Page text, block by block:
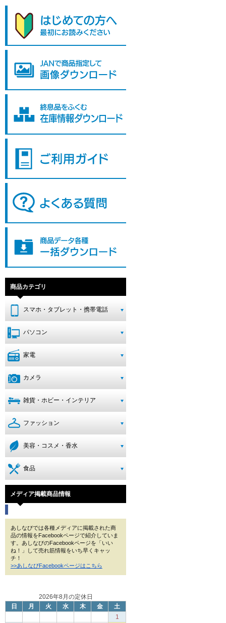
商品カテゴリ
スマホ・タブレット・携帯電話
パソコン
家電
カメラ
雑貨・ホビー・インテリア
ファッション
美容・コスメ・香水
食品
メディア掲載商品情報
あしなびでは各種メディアに掲載された商
品の情報をFacebookページで紹介していま
す。あしなびのFacebookページを「いい
ね！」して売れ筋情報をいち早くキャッ
チ！
>>あしなびFacebookページはこちら
2026年8月の定休日
日
月 火 水 木 金
土
1